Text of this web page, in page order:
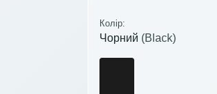
Колір:
Чорний (Black)